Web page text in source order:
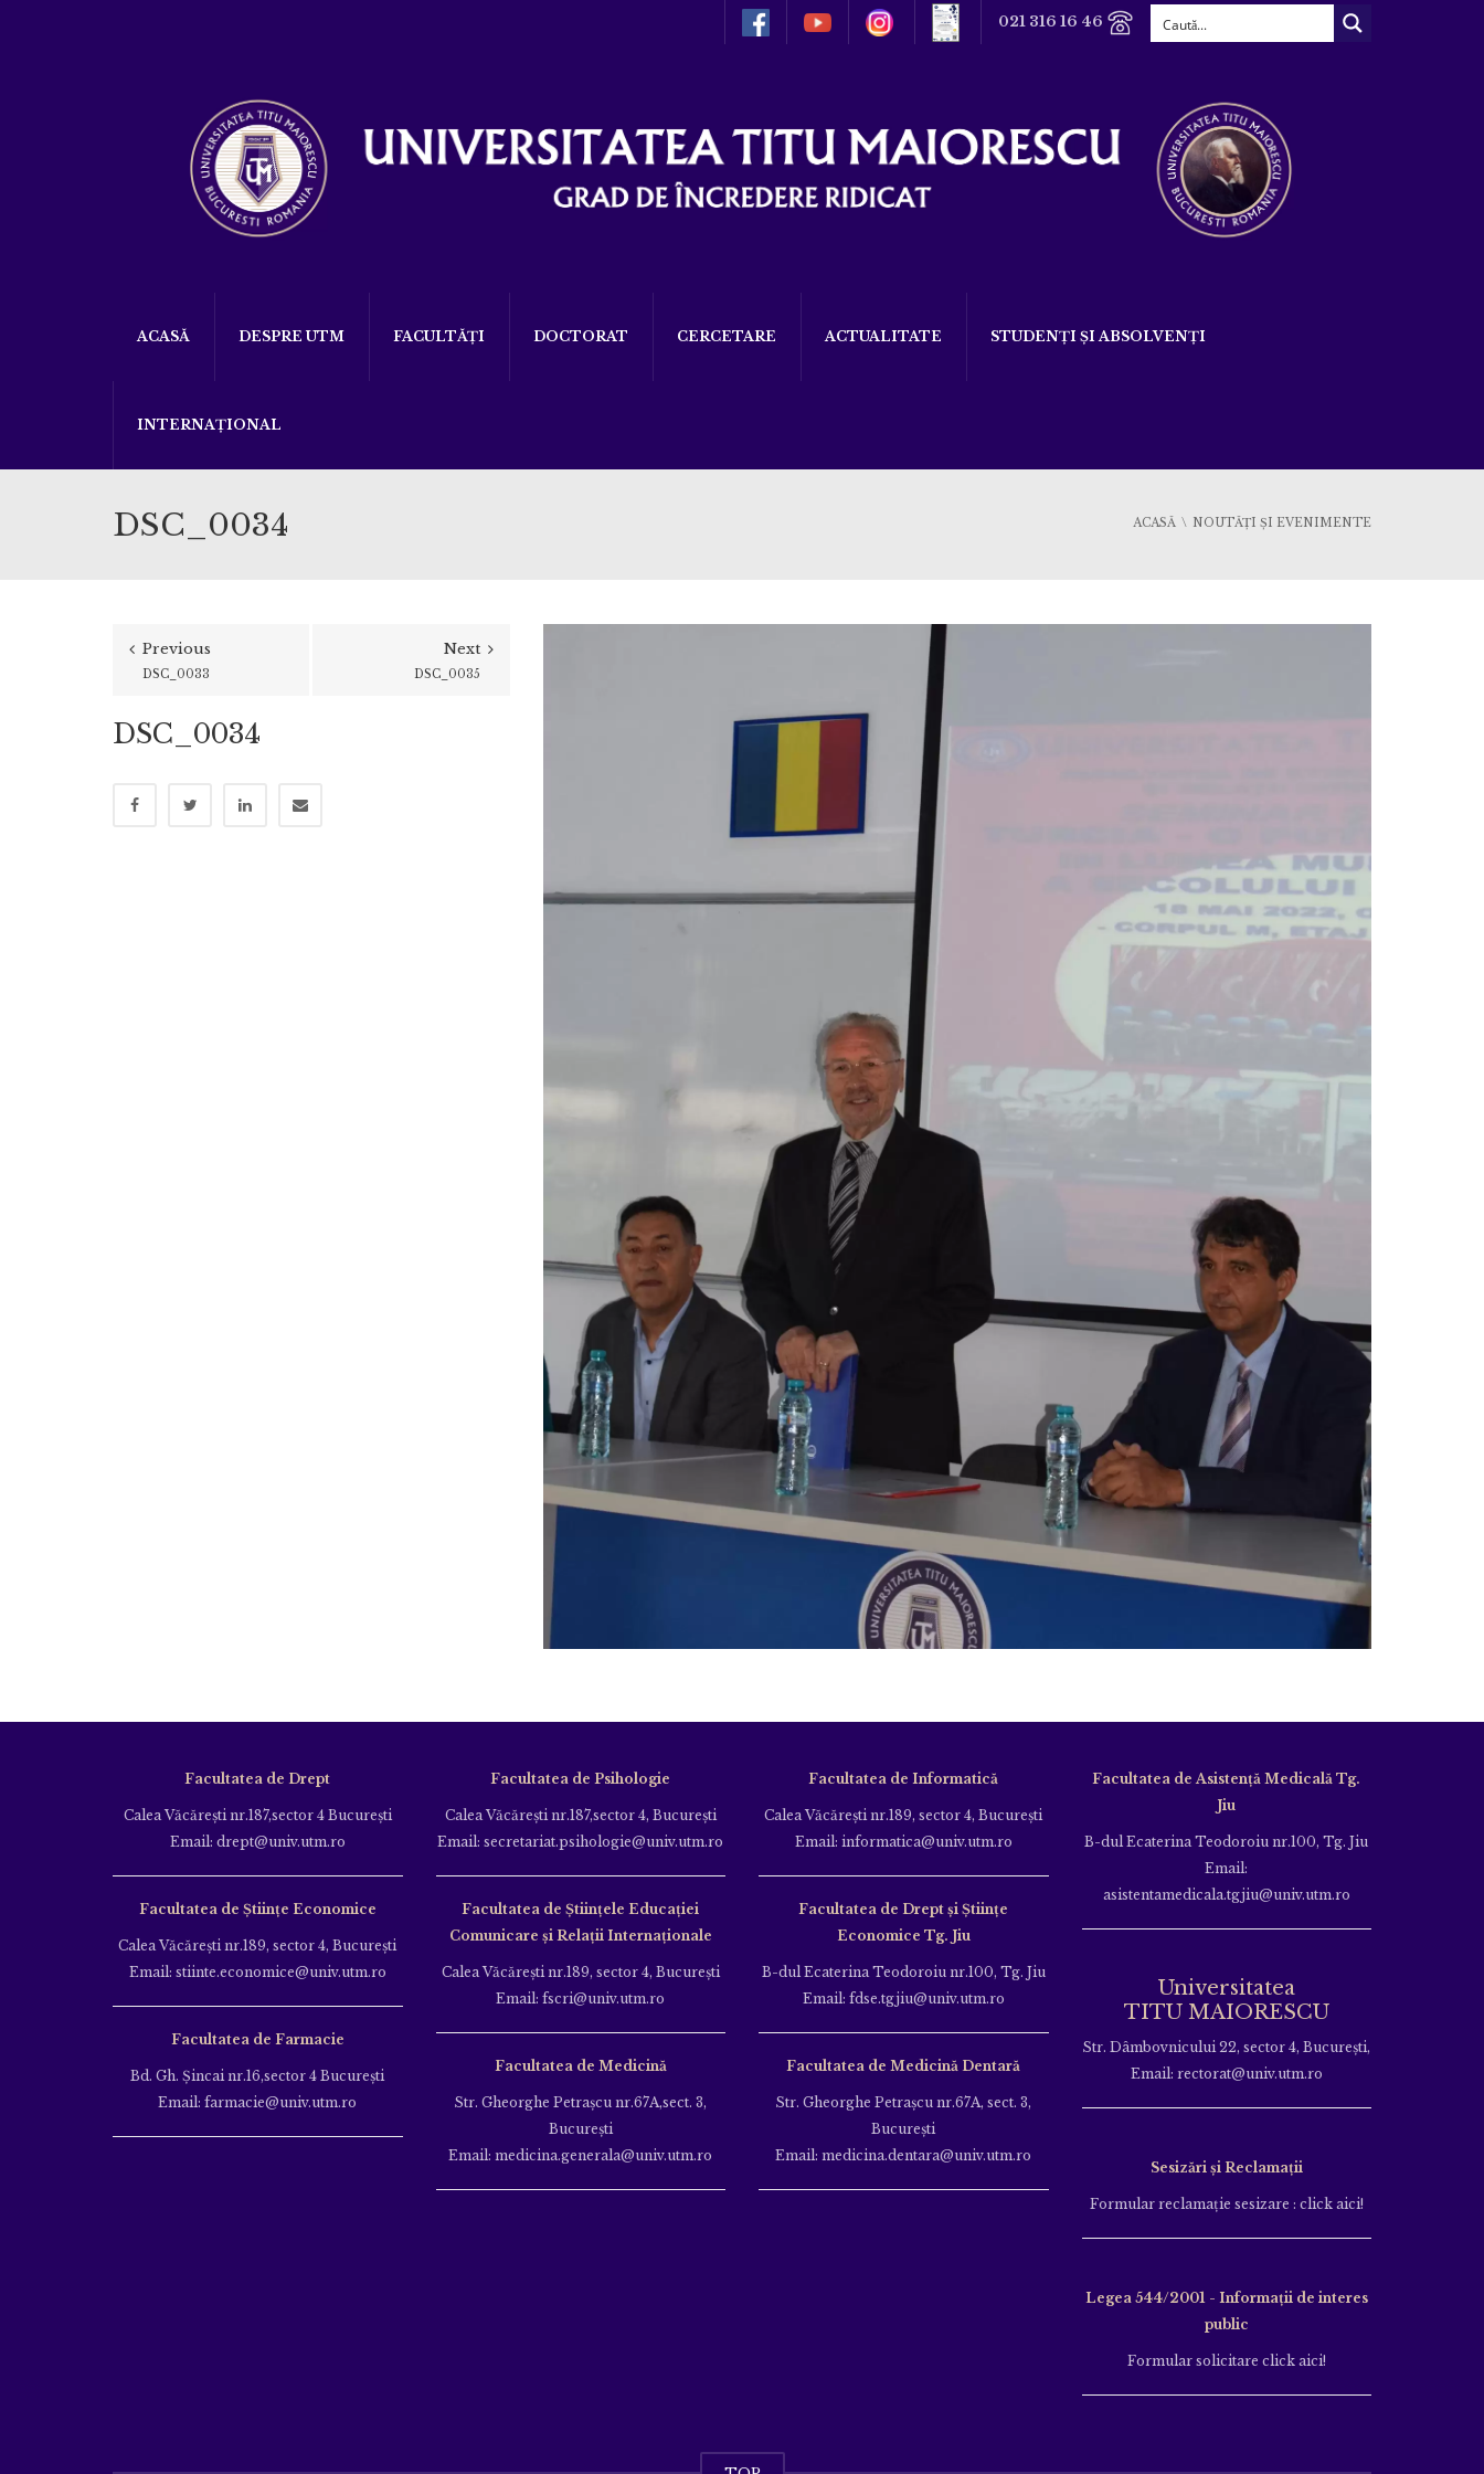
021 316 16 46
ACASĂ DESPRE UTM FACULTĂȚI DOCTORAT CERCETARE ACTUALITATE STUDENȚI ȘI ABSOLVENȚI
INTERNAȚIONAL
DSC_0034 ACASĂ NOUTĂȚI ȘI EVENIMENTE
Previous
DSC_0033
Next
DSC_0035
DSC_0034
Facultatea de Drept
Calea Văcăreşti nr.187,sector 4 Bucureşti
Email: drept@univ.utm.ro
Facultatea de Științe Economice
Calea Văcăreşti nr.189, sector 4, Bucureşti
Email: stiinte.economice@univ.utm.ro
Facultatea de Farmacie
Bd. Gh. Şincai nr.16,sector 4 Bucureşti
Email: farmacie@univ.utm.ro
Facultatea de Psihologie
Calea Văcăreşti nr.187,sector 4, Bucureşti
Email: secretariat.psihologie@univ.utm.ro
Facultatea de Ştiinţele Educației
Comunicare și Relații Internaționale
Calea Văcăreşti nr.189, sector 4, Bucureşti
Email: fscri@univ.utm.ro
Facultatea de Medicină
Str. Gheorghe Petraşcu nr.67A,sect. 3,
Bucureşti
Email: medicina.generala@univ.utm.ro
Facultatea de Informatică
Calea Văcăreşti nr.189, sector 4, Bucureşti
Email: informatica@univ.utm.ro
Facultatea de Drept și Științe
Economice Tg. Jiu
B-dul Ecaterina Teodoroiu nr.100, Tg. Jiu
Email: fdse.tgjiu@univ.utm.ro
Facultatea de Medicină Dentară
Str. Gheorghe Petraşcu nr.67A, sect. 3,
Bucureşti
Email: medicina.dentara@univ.utm.ro
Facultatea de Asistență Medicală Tg.
Jiu
B-dul Ecaterina Teodoroiu nr.100, Tg. Jiu
Email:
asistentamedicala.tgjiu@univ.utm.ro
Universitatea
TITU MAIORESCU
Str. Dâmbovnicului 22, sector 4, București,
Email: rectorat@univ.utm.ro
Sesizări și Reclamații
Formular reclamație sesizare : click aici!
Legea 544/2001 - Informații de interes
public
Formular solicitare click aici!